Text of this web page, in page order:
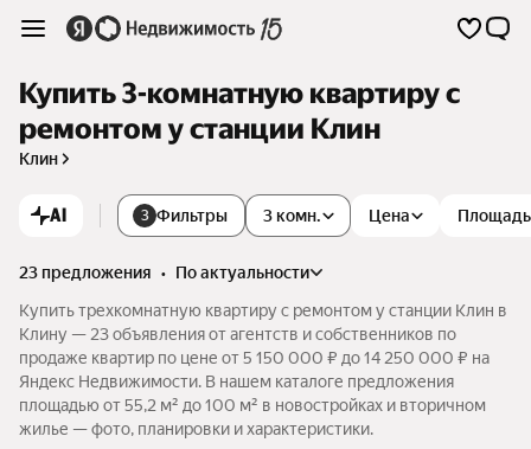
Купить 3-комнатную квартиру с
ремонтом у станции Клин
Клин
AI 3 Фильтры 3 комн. Цена Площадь
23 предложения •
по актуальности
Купить трехкомнатную квартиру с ремонтом у станции Клин в
Клину — 23 объявления от агентств и собственников по
продаже квартир по цене от 5 150 000 ₽ до 14 250 000 ₽ на
Яндекс Недвижимости. В нашем каталоге предложения
площадью от 55,2 м² до 100 м² в новостройках и вторичном
жилье — фото, планировки и характеристики.